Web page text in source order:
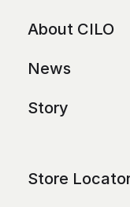
About CILO
News
Story
Store